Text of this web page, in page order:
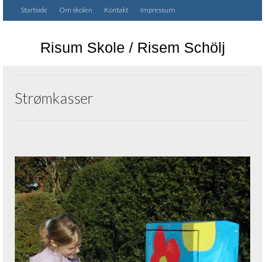
Startside Om skolen Kontakt Impressum
Risum Skole / Risem Schölj
Strømkasser